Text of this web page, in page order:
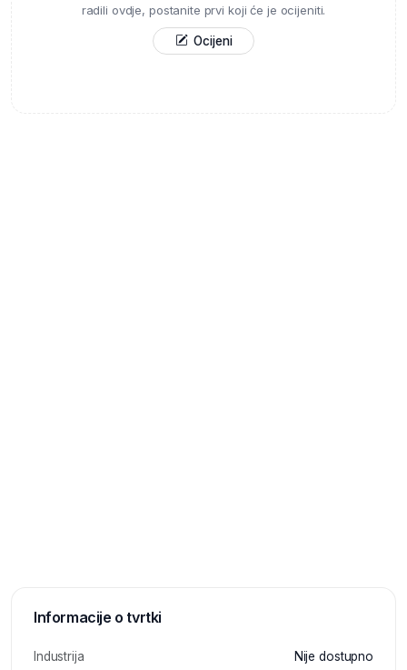
radili ovdje, postanite prvi koji će je ocijeniti.
Ocijeni
Informacije o tvrtki
Industrija Nije dostupno